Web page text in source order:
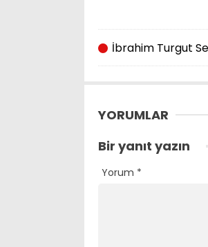
İbrahim Turgut
YORUMLAR
Bir yanıt yazın
Yorum *